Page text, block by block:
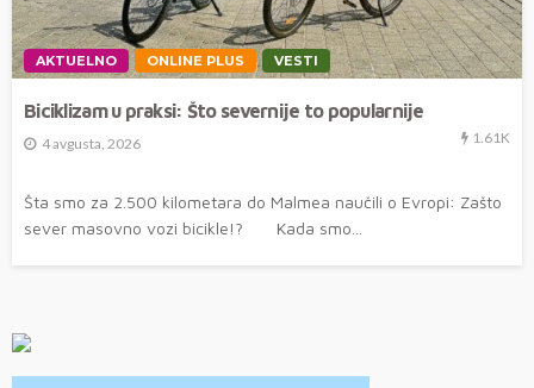
AKTUELNO ONLINE PLUS VESTI
Biciklizam u praksi: Što severnije to popularnije
4 avgusta, 2026 1.61K
Šta smo za 2.500 kilometara do Malmea naučili o Evropi: Zašto
sever masovno vozi bicikle!? Kada smo...